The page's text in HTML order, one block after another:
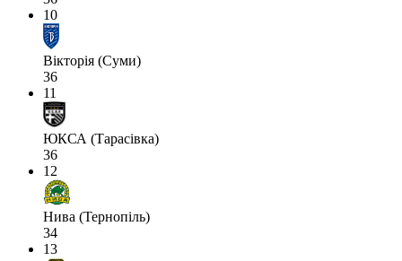
10
Вікторія (Суми)
36
11
ЮКСА (Тарасівка)
36
12
Нива (Тернопіль)
34
13